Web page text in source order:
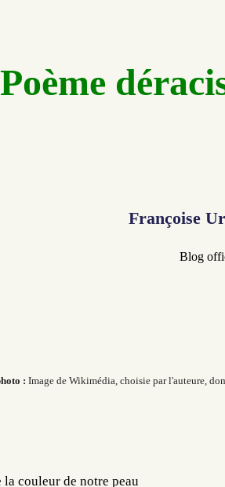
Poème
Françoise
Blog
: Image de Wikimédia, choisie par l'auteure,
couleur de notre peau